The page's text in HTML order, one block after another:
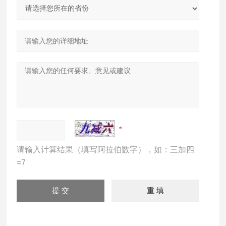
请输入计算结果（填写阿拉伯数字），如：三加四
=7